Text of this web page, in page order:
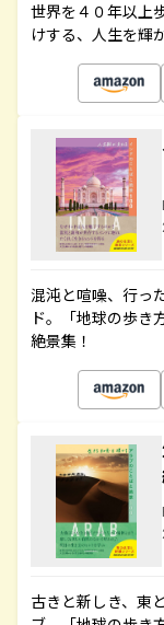
世界を４０年以上
けする、人生を輝
混沌と喧噪、行っ
ド。「地球の歩き
絶景集！
古きと新しき、東